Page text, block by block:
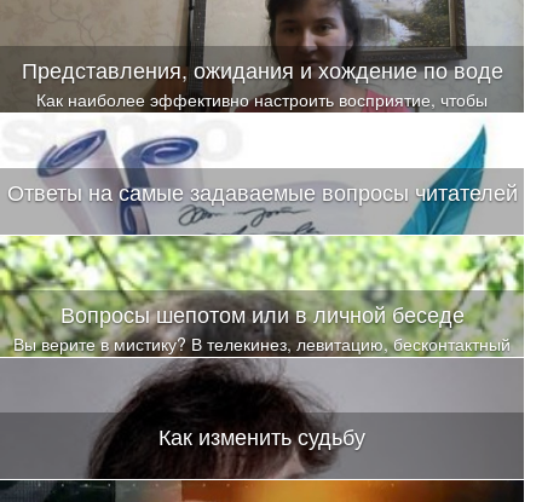
Представления, ожидания и хождение по воде
Как наиболее эффективно настроить восприятие, чтобы
инсайты и осознавания случались еще долгое время после
Ответы на самые задаваемые вопросы читателей
Вопросы шепотом или в личной беседе
Вы верите в мистику? В телекинез, левитацию, бесконтактный
бой? В чудеса исцеления? Я тоже не верила
Как изменить судьбу